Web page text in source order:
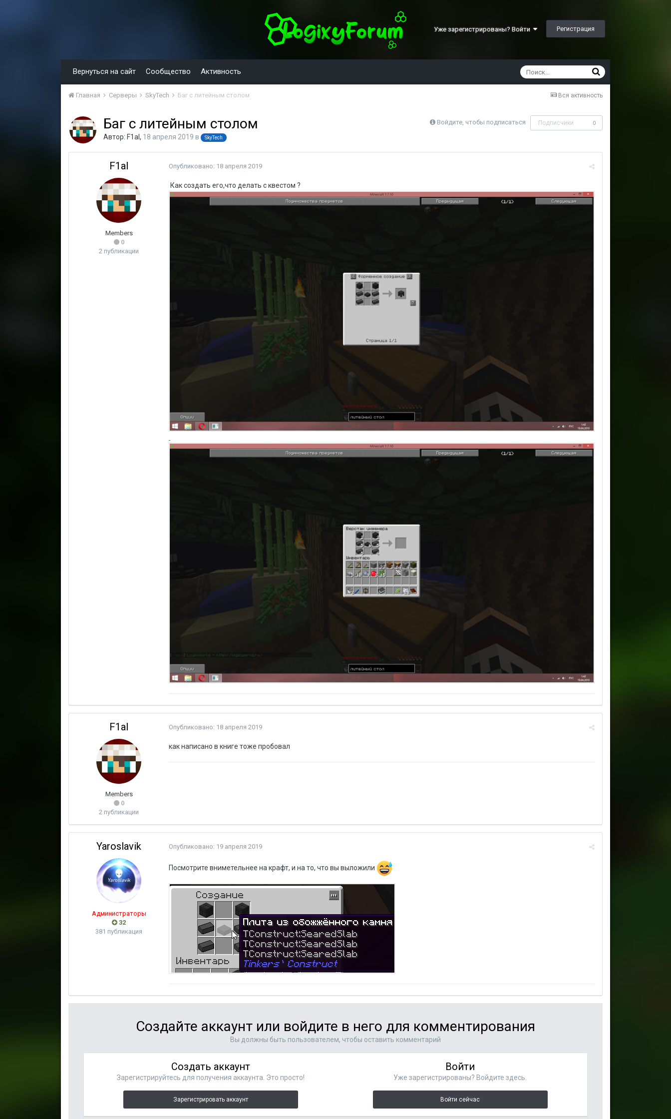
Уже зарегистрированы? Войти Регистрация
Вернуться на сайт Сообщество Активность
Вся активность
Главная Серверы SkyTech Баг с литейным столом
Войдите, чтобы подписаться Подписчики 0
Баг с литейным столом
Автор: F1al , 18 апреля 2019 в SkyTech
F1al
Members
0
2 публикации
Опубликовано: 18 апреля 2019
Как создать его,что делать с квестом ?
F1al
Members
0
2 публикации
Опубликовано: 18 апреля 2019
как написано в книге тоже пробовал
Yaroslavik
Администраторы
32
381 публикация
Опубликовано: 19 апреля 2019
Посмотрите вниметельнее на крафт, и на то, что вы выложили
Создайте аккаунт или войдите в него для комментирования
Вы должны быть пользователем, чтобы оставить комментарий
Создать аккаунт
Зарегистрируйтесь для получения аккаунта. Это просто!
Зарегистрировать аккаунт
Войти
Уже зарегистрированы? Войдите здесь.
Войти сейчас